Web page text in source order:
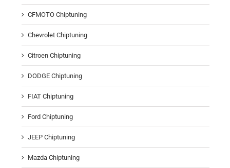
CFMOTO Chiptuning
Chevrolet Chiptuning
Citroen Chiptuning
DODGE Chiptuning
FIAT Chiptuning
Ford Chiptuning
JEEP Chiptuning
Mazda Chiptuning